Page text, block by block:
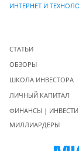
ИНТЕРНЕТ И
СТАТЬИ
ОБЗОРЫ
ШКОЛА ИНВЕСТОРА
ЛИЧНЫЙ КАПИТАЛ
ФИНАНСЫ |
МИЛЛИАРДЕРЫ